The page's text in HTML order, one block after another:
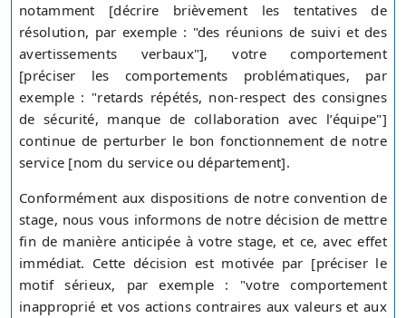
notamment [décrire brièvement les tentatives de
résolution, par exemple : "des réunions de suivi et des
avertissements verbaux"], votre comportement
[préciser les comportements problématiques, par
exemple : "retards répétés, non-respect des consignes
de sécurité, manque de collaboration avec l’équipe"]
continue de perturber le bon fonctionnement de notre
service [nom du service ou département].
Conformément aux dispositions de notre convention de
stage, nous vous informons de notre décision de mettre
fin de manière anticipée à votre stage, et ce, avec effet
immédiat. Cette décision est motivée par [préciser le
motif sérieux, par exemple : "votre comportement
inapproprié et vos actions contraires aux valeurs et aux